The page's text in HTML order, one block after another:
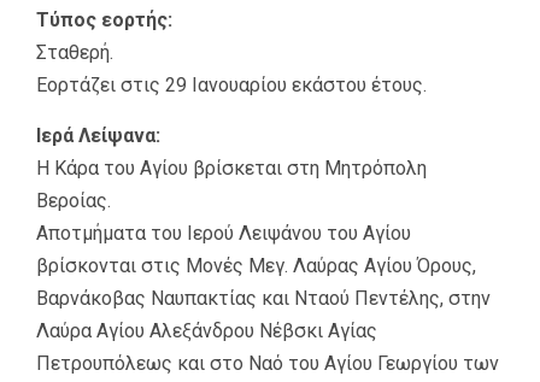
Τύπος εορτής:
Σταθερή.
Εορτάζει στις 29 Ιανουαρίου εκάστου έτους.
Ιερά Λείψανα:
Η Κάρα του Αγίου βρίσκεται στη Μητρόπολη
Βεροίας.
Αποτμήματα του Ιερού Λειψάνου του Αγίου
βρίσκονται στις Μονές Μεγ. Λαύρας Αγίου Όρους,
Βαρνάκοβας Ναυπακτίας και Νταού Πεντέλης, στην
Λαύρα Αγίου Αλεξάνδρου Νέβσκι Αγίας
Πετρουπόλεως και στο Ναό του Αγίου Γεωργίου των